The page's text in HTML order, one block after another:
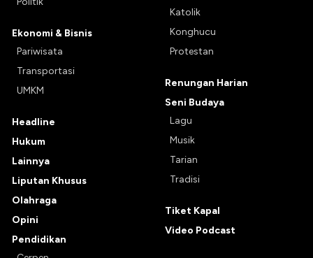
Ekonomi & Bisnis
Pariwisata
Transportasi
UMKM
Headline
Hukum
Lainnya
Liputan Khusus
Olahraga
Opini
Pendidikan
Katolik
Konghucu
Protestan
Renungan Harian
Seni Budaya
Lagu
Musik
Tarian
Tradisi
Tiket Kapal
Video Podcast